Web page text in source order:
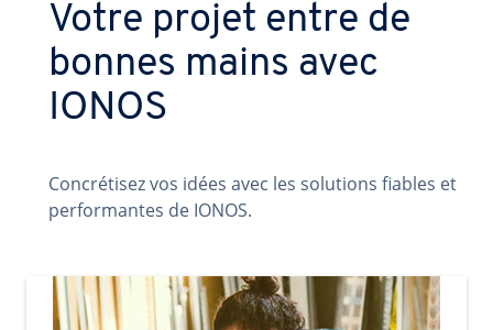
Votre projet entre de
bonnes mains avec
IONOS
Concrétisez vos idées avec les solutions fiables et
performantes de IONOS.